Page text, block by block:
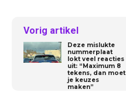
Vorig artikel
Deze mislukte
nummerplaat
lokt veel reacties
uit: “Maximum 8
tekens, dan moet
je keuzes
maken”